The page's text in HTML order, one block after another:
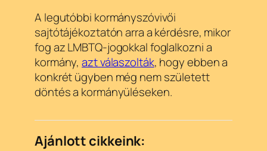
A legutóbbi kormányszóvivői
sajtótájékoztatón arra a kérdésre, mikor
fog az LMBTQ-jogokkal foglalkozni a
kormány,azt válaszolták, hogy ebben a
konkrét ügyben még nem született
döntés a kormányüléseken.
Ajánlott cikkeink: